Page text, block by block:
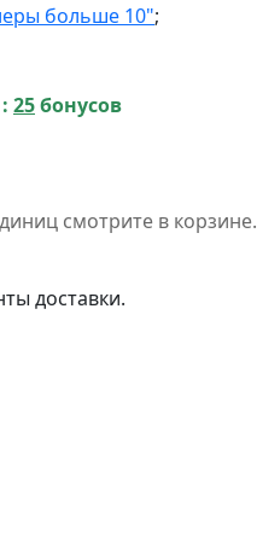
больше 10";
25бонусов
смотрите в корзине.
доставки.